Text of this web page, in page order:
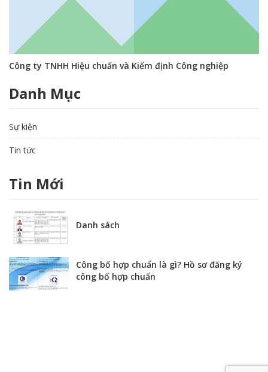
Công ty TNHH Hiệu chuẩn và Kiểm định Công nghiệp
Danh Mục
Sự kiện
Tin tức
Tin Mới
Danh sách
Công bố hợp chuẩn là gì? Hồ sơ đăng ký
công bố hợp chuẩn